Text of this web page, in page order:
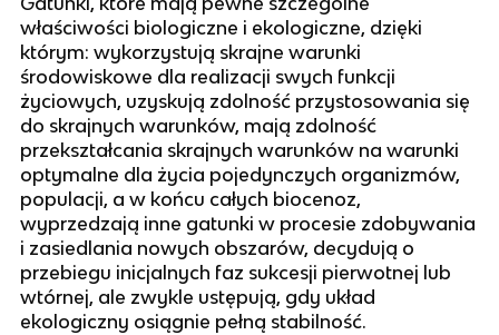
właściwości biologiczne i ekologiczne, dzięki
którym: wykorzystują skrajne warunki
środowiskowe dla realizacji swych funkcji
życiowych, uzyskują zdolność przystosowania się
do skrajnych warunków, mają zdolność
przekształcania skrajnych warunków na warunki
optymalne dla życia pojedynczych organizmów,
populacji, a w końcu całych biocenoz,
wyprzedzają inne gatunki w procesie zdobywania
i zasiedlania nowych obszarów, decydują o
przebiegu inicjalnych faz sukcesji pierwotnej lub
wtórnej, ale zwykle ustępują, gdy układ
ekologiczny osiągnie pełną stabilność.